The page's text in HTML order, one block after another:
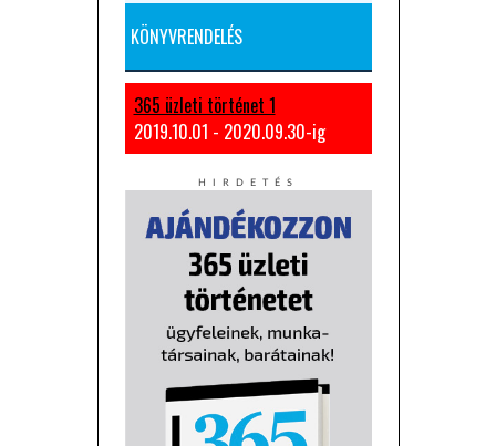
KÖNYVRENDELÉS
365 üzleti történet 1
2019.10.01 - 2020.09.30-ig